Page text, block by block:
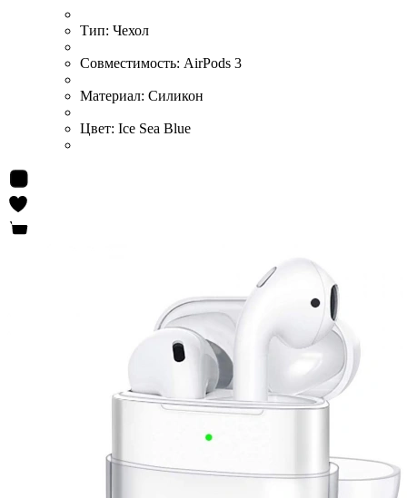
Тип: Чехол
Совместимость: AirPods 3
Материал: Силикон
Цвет: Ice Sea Blue